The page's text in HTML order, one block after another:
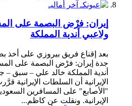
إيران: فرْض البصمة على
ولاعبي أندية المملكة
بعد إقناع فريق بيروزي على أخذ
جدة إيران: فرْض البصمة على
أندية المملكة خالد علي – سبق
الإيرانية أن السلطات الإيرانية
"الأصابع" على المسافرين
الإيرانية. ونقلت عن كاظم...